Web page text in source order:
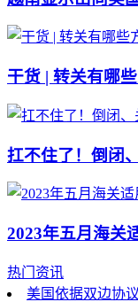
干货 | 转关有哪
扛不住了！倒闭
2023年五月海关
热门资讯
美国依据双边协